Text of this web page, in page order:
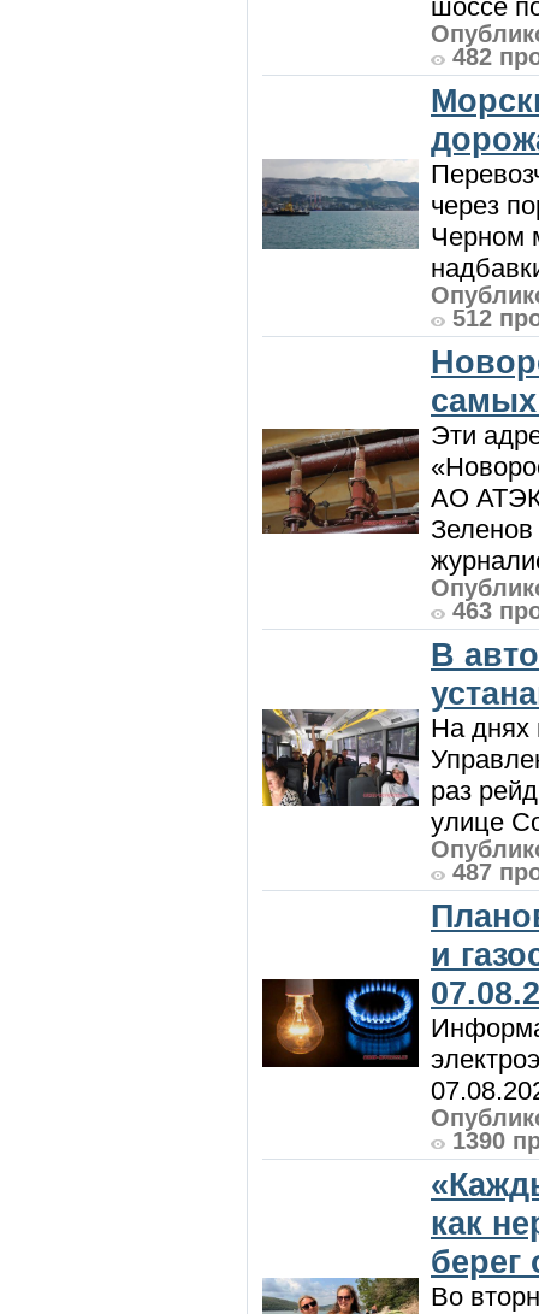
шоссе
482
через
Черном
512
Эти
АО АТЭК
Зеленов
463
В
На днях
раз
улице
487
и
1390
как
берег
Во